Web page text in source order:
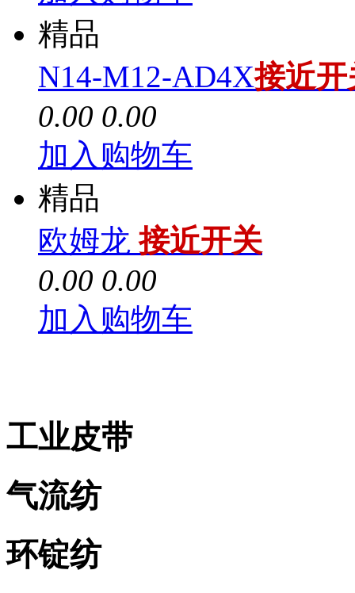
精品
N14-M12-AD4X接近开
0.00 0.00
加入购物车
精品
欧姆龙接近开关
0.00 0.00
加入购物车
工业皮带
气流纺
环锭纺